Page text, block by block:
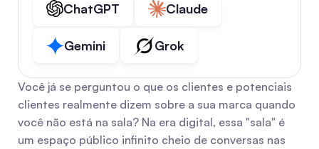
ChatGPT
Claude
Gemini Grok
Você já se perguntou o que os clientes e potenciais
clientes realmente dizem sobre a sua marca quando
você não está na sala? Na era digital, essa "sala" é
um espaço público infinito cheio de conversas nas